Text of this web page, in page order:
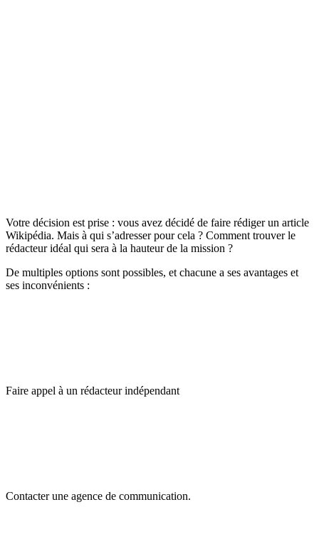
Votre décision est prise : vous avez décidé de faire rédiger un article
Wikipédia. Mais à qui s’adresser pour cela ? Comment trouver le
rédacteur idéal qui sera à la hauteur de la mission ?
De multiples options sont possibles, et chacune a ses avantages et
ses inconvénients :
Faire appel à un rédacteur indépendant
Contacter une agence de communication.